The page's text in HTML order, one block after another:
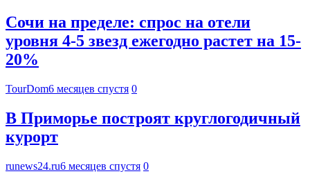
Сочи на пределе: спрос на отели
уровня 4-5 звезд ежегодно растет на 15-
20%
TourDom6 месяцев спустя 0
В Приморье построят круглогодичный
курорт
runews24.ru6 месяцев спустя 0